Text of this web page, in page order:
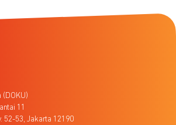
(DOKU)
11
52-53, Jakarta 12190